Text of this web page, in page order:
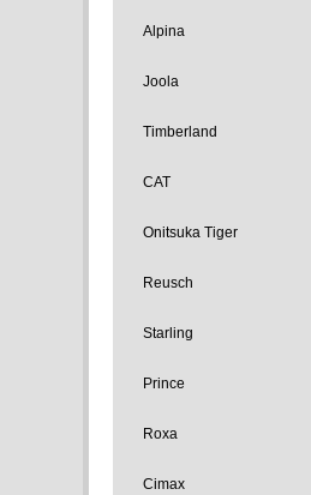
Alpina
Joola
Timberland
CAT
Onitsuka Tiger
Reusch
Starling
Prince
Roxa
Cimax